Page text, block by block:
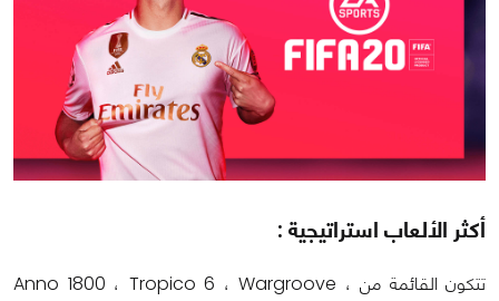
أكثر الألعاب استراتيجية :
تتكون القائمة من Anno 1800 ، Tropico 6 ، Wargroove ،